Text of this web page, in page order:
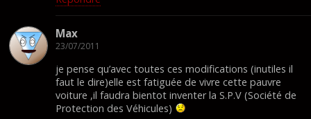
Max
23/07/2011
je pense qu’avec toutes ces modifications (inutiles il
faut le dire)elle est fatiguée de vivre cette pauvre
voiture ,il faudra bientot inventer la S.P.V (Société de
Protection des Véhicules)